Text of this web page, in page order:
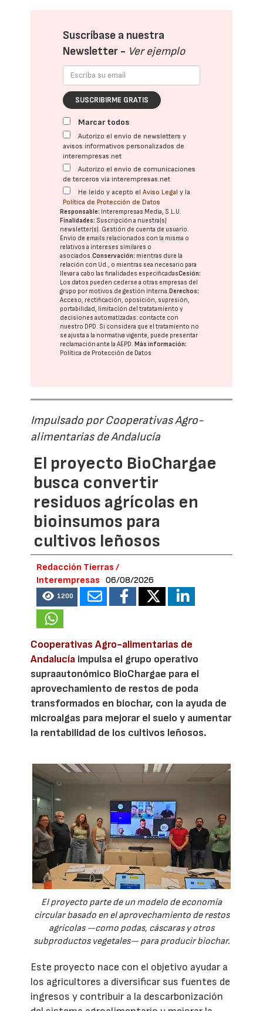
Suscríbase a nuestra
Newsletter - Ver ejemplo
SUSCRIBIRME GRATIS
Marcar todos
Autorizo el envío de newsletters y
avisos informativos personalizados de
interempresas.net
Autorizo el envío de comunicaciones
de terceros vía interempresas.net
He leído y acepto elAviso Legal y la
Política de Protección de Datos
Responsable: Interempresas Media, S.L.U.
Finalidades: Suscripción a nuestra(s)
newsletter(s). Gestión de cuenta de usuario.
Envío de emails relacionados con la misma o
relativos a intereses similares o
asociados.Conservación: mientras dure la
relación con Ud., o mientras sea necesario para
llevar a cabo las finalidades especificadasCesión:
Los datos pueden cederse a otras empresas del
grupo por motivos de gestión interna.Derechos:
Acceso, rectificación, oposición, supresión,
portabilidad, limitación del tratatamiento y
decisiones automatizadas: contacte con
nuestro DPD. Si considera que el tratamiento no
se ajusta a la normativa vigente, puede presentar
reclamación ante laAEPD.Más información:
Política de Protección de Datos
Impulsado por Cooperativas Agro-
alimentarias de Andalucía
El proyecto BioChargae
busca convertir
residuos agrícolas en
bioinsumos para
cultivos leñosos
Redacción Tierras /
Interempresas
06/08/2026
1200
Cooperativas Agro-alimentarias de
Andalucía impulsa el grupo operativo
supraautonómico BioChargae para el
aprovechamiento de restos de poda
transformados en biochar, con la ayuda de
microalgas para mejorar el suelo y aumentar
la rentabilidad de los cultivos leñosos.
El proyecto parte de un modelo de economía
circular basado en el aprovechamiento de restos
agrícolas —como podas, cáscaras y otros
subproductos vegetales— para producir biochar.
Este proyecto nace con el objetivo ayudar a
los agricultores a diversificar sus fuentes de
ingresos y contribuir a la descarbonización